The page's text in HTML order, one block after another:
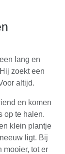
lang en
zoekt een
altijd.
en komen
op te halen.
klein plantje
ligt. Bij
mooier, tot er